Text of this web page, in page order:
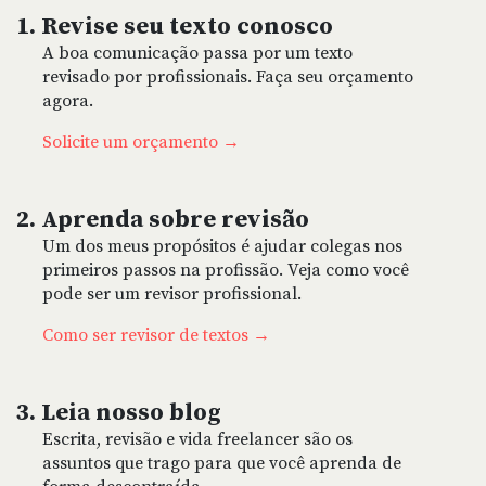
1. Revise seu texto conosco
A boa comunicação passa por um texto
revisado por profissionais. Faça seu orçamento
agora.
Solicite um orçamento
2. Aprenda sobre revisão
Um dos meus propósitos é ajudar colegas nos
primeiros passos na profissão. Veja como você
pode ser um revisor profissional.
Como ser revisor de textos
3. Leia nosso blog
Escrita, revisão e vida freelancer são os
assuntos que trago para que você aprenda de